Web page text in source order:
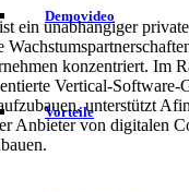
Demovideo
Vorteile
ein unabhängiger
konzentriert. Im
Vertical-Software-
unterstützt
Anbieter von digitalen